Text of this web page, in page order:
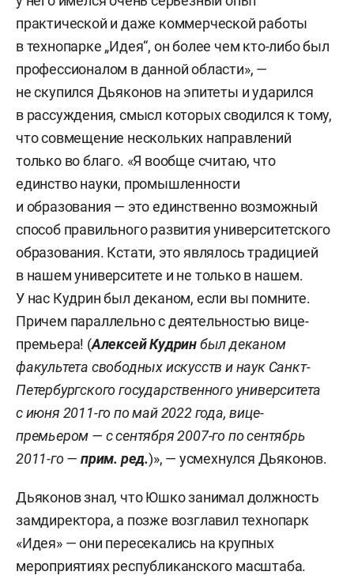
практической и даже коммерческой работы
в технопарке „Идея“, он более чем кто-либо был
профессионалом в данной области», —
не скупился Дьяконов на эпитеты и ударился
в рассуждения, смысл которых сводился к тому,
что совмещение нескольких направлений
только во благо. «Я вообще считаю, что
единство науки, промышленности
и образования — это единственно возможный
способ правильного развития университетского
образования. Кстати, это являлось традицией
в нашем университете и не только в нашем.
У нас Кудрин был деканом, если вы помните.
Причем параллельно с деятельностью вице-
премьера! (Алексей Кудринбыл деканом
факультета свободных искусств и наук Санкт-
Петербургского государственного университета
с июня 2011-го по май 2022 года, вице-
премьером — с сентября 2007-го по сентябрь
2011-го —прим. ред.)», — усмехнулся Дьяконов.
Дьяконов знал, что Юшко занимал должность
замдиректора, а позже возглавил технопарк
«Идея» — они пересекались на крупных
мероприятиях республиканского масштаба.